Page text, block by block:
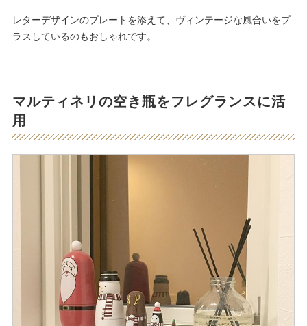
レターデザインのプレートを添えて、ヴィンテージな風合いをプ
ラスしているのもおしゃれです。
マルティネリの空き瓶をフレグランスに活
用